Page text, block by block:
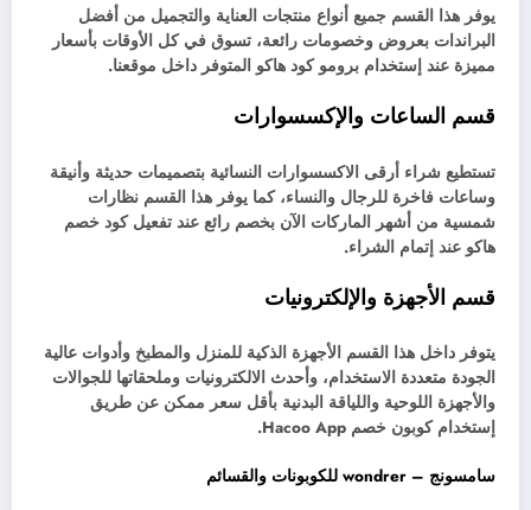
يوفر هذا القسم جميع أنواع منتجات العناية والتجميل من أفضل
البراندات بعروض وخصومات رائعة، تسوق في كل الأوقات بأسعار
مميزة عند إستخدام برومو كود هاكو المتوفر داخل موقعنا.
قسم الساعات والإكسسوارات
تستطيع شراء أرقى الاكسسوارات النسائية بتصميمات حديثة وأنيقة
وساعات فاخرة للرجال والنساء، كما يوفر هذا القسم نظارات
شمسية من أشهر الماركات الآن بخصم رائع عند تفعيل كود خصم
هاكو عند إتمام الشراء.
قسم الأجهزة والإلكترونيات
يتوفر داخل هذا القسم الأجهزة الذكية للمنزل والمطبخ وأدوات عالية
الجودة متعددة الاستخدام، وأحدث الالكترونيات وملحقاتها للجوالات
والأجهزة اللوحية واللياقة البدنية بأقل سعر ممكن عن طريق
إستخدام كوبون خصم Hacoo App.
سامسونج – wondrer للكوبونات والقسائم